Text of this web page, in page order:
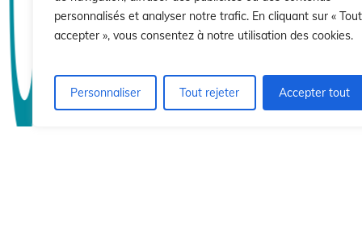
personnalisés et analyser notre trafic. En cliquant sur « Tout
accepter », vous consentez à notre utilisation des cookies.
Personnaliser Tout rejeter Accepter tout